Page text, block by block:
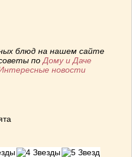
блюд на нашем сайте
по Дому и Даче
новости